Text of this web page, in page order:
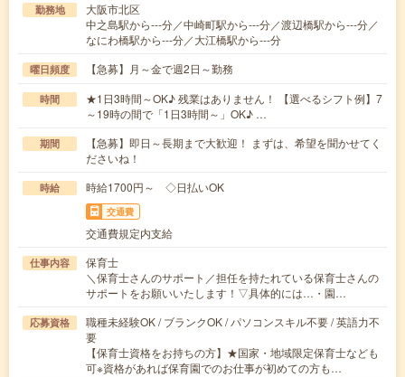
勤務地
大阪市北区
中之島駅から---分／中崎町駅から---分／渡辺橋駅から---分／
なにわ橋駅から---分／大江橋駅から---分
曜日頻度 【急募】月～金で週2日～勤務
時間
★1日3時間～OK♪ 残業はありません！ 【選べるシフト例】7
～19時の間で「1日3時間～」OK♪ …
期間
【急募】即日～長期まで大歓迎！ まずは、希望を聞かせてく
ださいね！
時給 時給1700円～ ◇日払いOK
交通費
交通費規定内支給
仕事内容
保育士
＼保育士さんのサポート／担任を持たれている保育士さんの
サポートをお願いいたします！▽具体的には…・園…
応募資格
職種未経験OK / ブランクOK / パソコンスキル不要 / 英語力不
要
【保育士資格をお持ちの方】★国家・地域限定保育士なども
可※資格があれば保育園でのお仕事が初めての方も…